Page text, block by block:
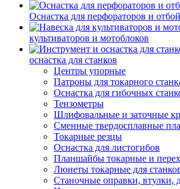
Оснастка для перфораторов и
культиваторов и мотоблоков
оснастка для станков
Центры упорные
Патроны для токарного
Оснастка для гибочных
Тензометры
Шлифовальные и заточные
Сменные твердосплавные
Токарные резцы
Оснастка для листогибов
Планшайбы токарные и
Люнеты токарные для
Станочные оправки, втулки,